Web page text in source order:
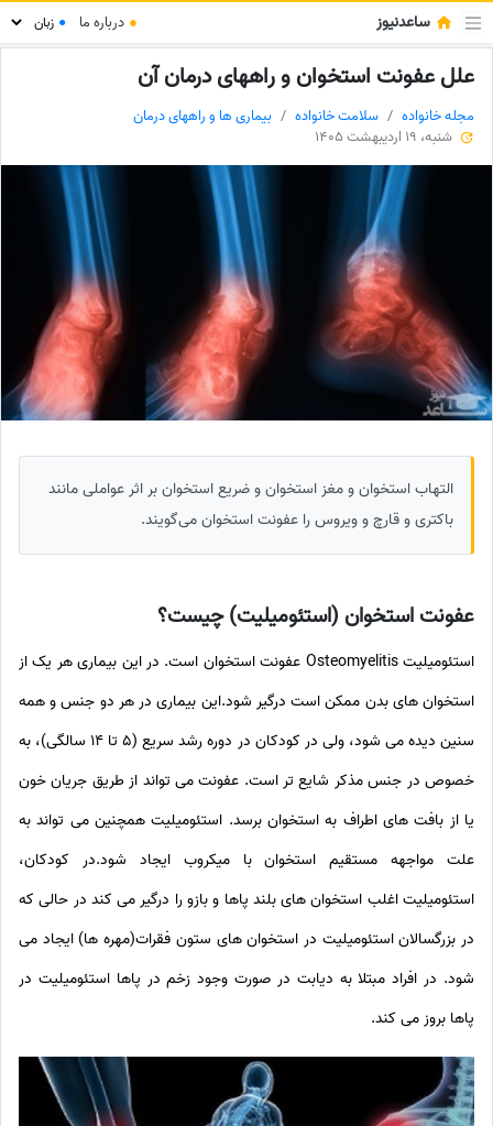
ساعدنیوز ● درباره ما ●
علل عفونت استخوان و راههای درمان آن
مجله خانواده سلامت خانواده
بیماری ها و راههای درمان
شنبه، 19 اردیبهشت 1405
التهاب استخوان و مغز استخوان و ضریع استخوان بر اثر عواملی مانند
باکتری و قارچ و ویروس را عفونت استخوان می‌گویند.
عفونت استخوان (استئومیلیت) چیست؟
استئومیلیت Osteomyelitis عفونت استخوان است. در این بیماری هر یک از
استخوان های بدن ممکن است درگیر شود.این بیماری در هر دو جنس و همه
سنین دیده می شود، ولی در کودکان در دوره رشد سریع (5 تا 14 سالگی)، به
خصوص در جنس مذکر شایع تر است. عفونت می تواند از طریق جریان خون
یا از بافت های اطراف به استخوان برسد. استئومیلیت همچنین می تواند به
علت مواجهه مستقیم استخوان با میکروب ایجاد شود.در کودکان،
استئومیلیت اغلب استخوان های بلند پاها و بازو را درگیر می کند در حالی که
در بزرگسالان استئومیلیت در استخوان های ستون فقرات(مهره ها) ایجاد می
شود. در افراد مبتلا به دیابت در صورت وجود زخم در پاها استئومیلیت در
پاها بروز می کند.